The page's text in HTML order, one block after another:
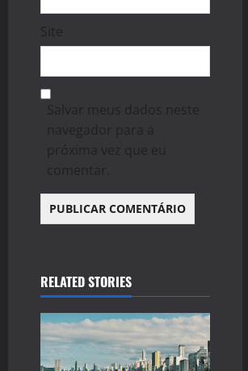
Site
Salvar meus dados neste
navegador para a
próxima vez que eu
comentar.
RELATED STORIES